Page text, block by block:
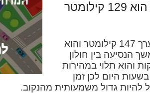
לחצור הגלילית הוא 129 קילומטר
המרחק בין חולון לחצור הגלילית בכבישים הוא בערך 147 קילומטר והוא
הנסיעה בין חולון
הגלילית במכונית הוא בערך שעתיים ו-6 דקות והוא תלוי במהירות
היום לכן זמן
להיות גדול משמעותית מהנקוב.